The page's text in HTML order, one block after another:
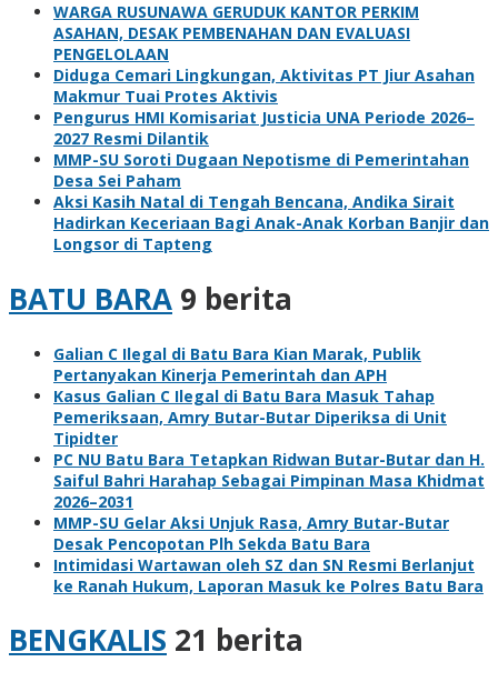
WARGA RUSUNAWA GERUDUK KANTOR PERKIM
ASAHAN, DESAK PEMBENAHAN DAN EVALUASI
PENGELOLAAN
Diduga Cemari Lingkungan, Aktivitas PT Jiur Asahan
Makmur Tuai Protes Aktivis
Pengurus HMI Komisariat Justicia UNA Periode 2026–
2027 Resmi Dilantik
MMP-SU Soroti Dugaan Nepotisme di Pemerintahan
Desa Sei Paham
Aksi Kasih Natal di Tengah Bencana, Andika Sirait
Hadirkan Keceriaan Bagi Anak-Anak Korban Banjir dan
Longsor di Tapteng
BATU BARA 9 berita
Galian C Ilegal di Batu Bara Kian Marak, Publik
Pertanyakan Kinerja Pemerintah dan APH
Kasus Galian C Ilegal di Batu Bara Masuk Tahap
Pemeriksaan, Amry Butar-Butar Diperiksa di Unit
Tipidter
PC NU Batu Bara Tetapkan Ridwan Butar-Butar dan H.
Saiful Bahri Harahap Sebagai Pimpinan Masa Khidmat
2026–2031
MMP-SU Gelar Aksi Unjuk Rasa, Amry Butar-Butar
Desak Pencopotan Plh Sekda Batu Bara
Intimidasi Wartawan oleh SZ dan SN Resmi Berlanjut
ke Ranah Hukum, Laporan Masuk ke Polres Batu Bara
BENGKALIS 21 berita